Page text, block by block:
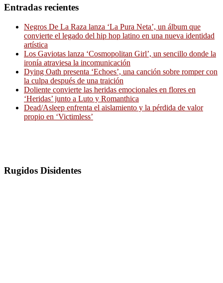
Entradas recientes
Negros De La Raza lanza ‘La Pura Neta’, un álbum que
convierte el legado del hip hop latino en una nueva identidad
artística
Los Gaviotas lanza ‘Cosmopolitan Girl’, un sencillo donde la
ironía atraviesa la incomunicación
Dying Oath presenta ‘Echoes’, una canción sobre romper con
la culpa después de una traición
Doliente convierte las heridas emocionales en flores en
‘Heridas’ junto a Luto y Romanthica
Dead/Asleep enfrenta el aislamiento y la pérdida de valor
propio en ‘Victimless’
Rugidos Disidentes